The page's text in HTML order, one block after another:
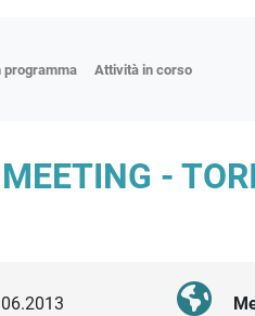
programma Attività in corso
Fiere
Workshop
Focus settoriali
-